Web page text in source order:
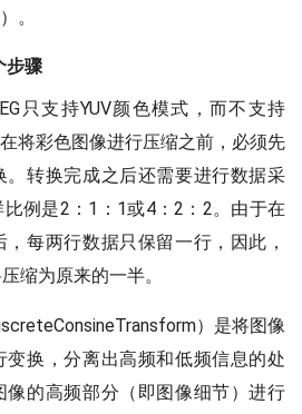
。
步骤
只支持YUV颜色模式，而不支持
将彩色图像进行压缩之前，必须先
。转换完成之后还需要进行数据采
例是2：1：1或4：2：2。由于在
每两行数据只保留一行，因此，
缩为原来的一半。
）是将图像
变换，分离出高频和低频信息的处
像的高频部分（即图像细节）进行